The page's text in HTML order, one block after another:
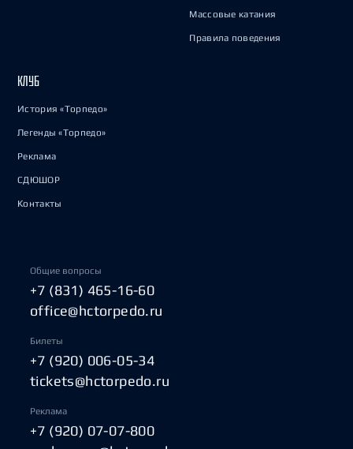
Массовые катания
Правила поведения
КЛУБ
История «Торпедо»
Легенды «Торпедо»
Реклама
СДЮШОР
Контакты
Общие вопросы
+7 (831) 465-16-60
office@hctorpedo.ru
Билеты
+7 (920) 006-05-34
tickets@hctorpedo.ru
Реклама
+7 (920) 07-07-800